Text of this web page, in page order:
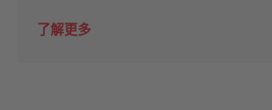
了解更多